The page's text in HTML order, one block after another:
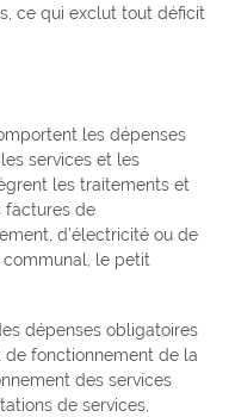
ce qui exclut tout déficit
les dépenses
services et les
les traitements et
factures de
d’électricité ou de
communal, le petit
dépenses obligatoires
fonctionnement de la
des services
de services,